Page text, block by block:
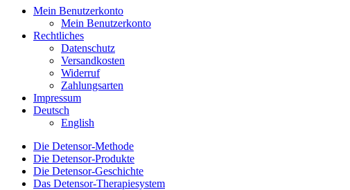
Mein Benutzerkonto
Mein Benutzerkonto
Rechtliches
Datenschutz
Versandkosten
Widerruf
Zahlungsarten
Impressum
Deutsch
English
Die Detensor-Methode
Die Detensor-Produkte
Die Detensor-Geschichte
Das Detensor-Therapiesystem